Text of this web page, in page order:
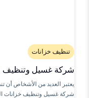
تنظيف خزانات
شركة غسيل وتنظيف
يعتبر العديد من الأشخاص
شركة غسيل وتنظيف خزانات